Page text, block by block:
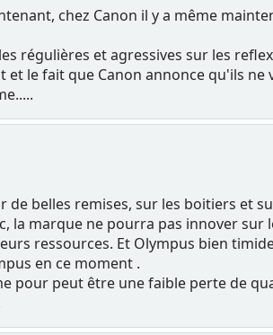
chez Canon il y a même
régulières et agressives sur les
le fait que Canon annonce qu'ils
de belles remises, sur les boitiers et
la marque ne pourra pas innover
ressources. Et Olympus bien
en ce moment .
pour peut être une faible perte de